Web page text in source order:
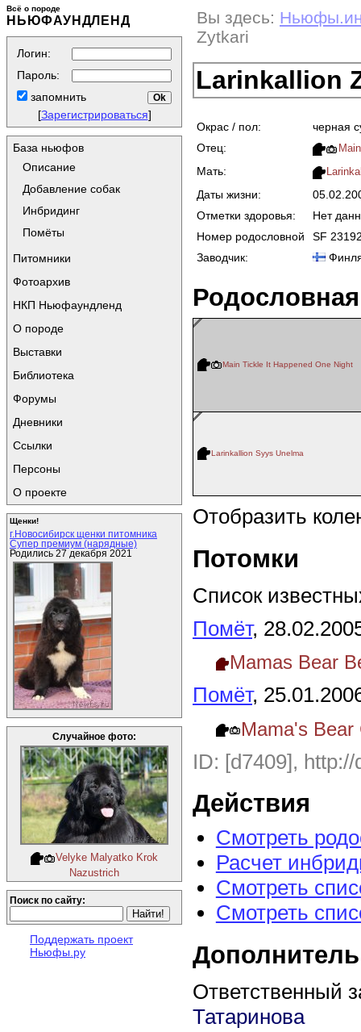
Всё о породе
НЬЮФАУНДЛЕНД
Логин:
Пароль:
запомнить
[Зарегистрироваться]
База ньюфов
Описание
Добавление собак
Инбридинг
Помёты
Питомники
Фотоархив
НКП Ньюфаундленд
О породе
Выставки
Библиотека
Форумы
Дневники
Ссылки
Персоны
О проекте
Щенки!
г.Новосибирск щенки питомника
Супер премиум (нарядные)
Родились 27 декабря 2021
Случайное фото:
Velyke Malyatko Krok
Nazustrich
Поиск по сайту:
Поддержать проект
Ньюфы.ру
Вы здесь:
Zytkari
Larinkallion
Окрас / пол:
черная
Отец:
Мать:
Даты жизни:
Отметки здоровья:
Нет
Номер родословной
SF
Заводчик:
Родословная
Main Tickle It Happened One Night
Larinkallion Syys Unelma
Отобразить
Потомки
Список
Помёт,
Mamas Bear
Помёт,
Mama's Bear
ID: [d7409],
Действия
Смотреть
Расчет
Смотреть
Смотреть
Ответственный
Татаринова